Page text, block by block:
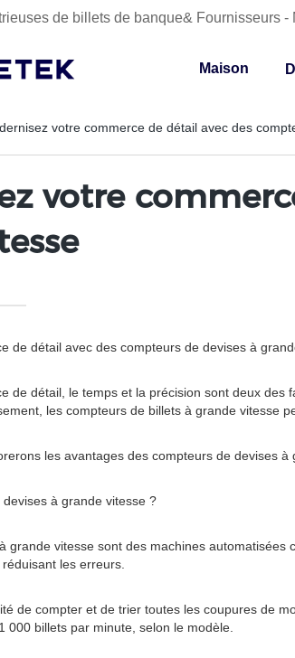
de billets de banque& Fournisseurs
Maison
votre commerce de détail avec des
votre
de détail avec des compteurs de devises à
de détail, le temps et la précision sont deux
les compteurs de billets à grande vitesse
les avantages des compteurs de devises
à grande vitesse ?
grande vitesse sont des machines
les erreurs.
de compter et de trier toutes les coupures de
000 billets par minute, selon le modèle.